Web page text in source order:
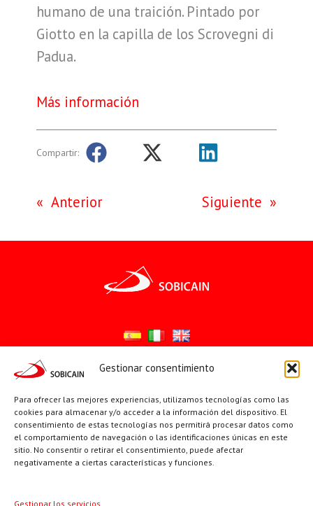
Gestionar consentimiento
Para ofrecer las mejores experiencias, utilizamos tecnologías como las
cookies para almacenar y/o acceder a la información del dispositivo. El
consentimiento de estas tecnologías nos permitirá procesar datos como
el comportamiento de navegación o las identificaciones únicas en este
sitio. No consentir o retirar el consentimiento, puede afectar
negativamente a ciertas características y funciones.
Gestionar los servicios
humano de una traición. Pintado por
Giotto en la capilla de los Scrovegni di
Padua.
Más información
Compartir:
« Anterior Siguiente »
YouTube
X Facebook
PÁGINAS INSTITUCIONALES